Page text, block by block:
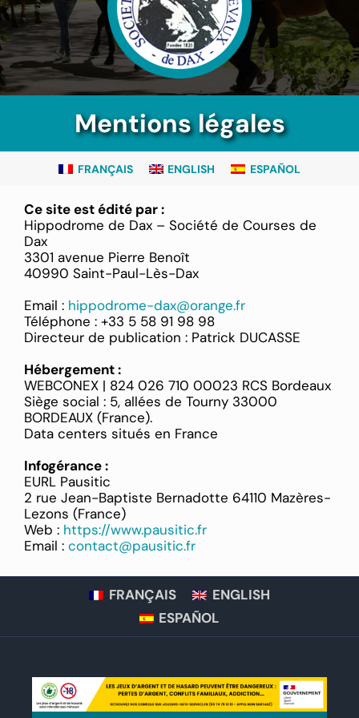
Mentions légales
FRANÇAIS ENGLISH ESPAÑOL
Ce site est édité par :
Hippodrome de Dax – Société de Courses de
Dax
3301 avenue Pierre Benoît
40990 Saint-Paul-Lès-Dax
Email : hippodrome-dax@orange.fr
Téléphone : +33 5 58 91 98 98
Directeur de publication : Patrick DUCASSE
Hébergement :
WEBCONEX | 824 026 710 00023 RCS Bordeaux
Siège social : 5, allées de Tourny 33000
BORDEAUX (France).
Data centers situés en France
Infogérance :
EURL Pausitic
2 rue Jean-Baptiste Bernadotte 64110 Mazères-
Lezons (France)
Web : https://www.pausitic.fr
Email : contact@pausitic.fr
FRANÇAIS
ENGLISH
ESPAÑOL